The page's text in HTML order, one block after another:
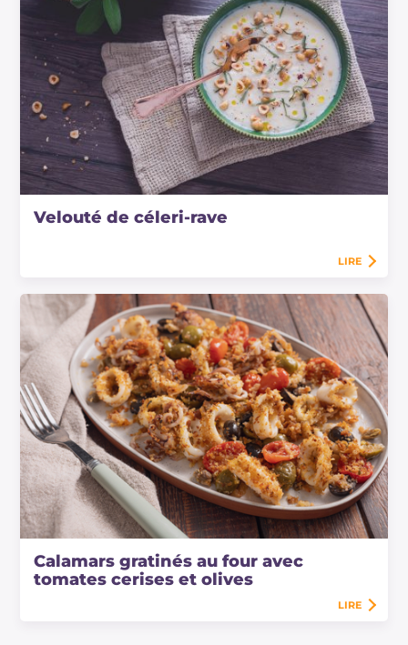
Velouté de céleri-rave
LIRE
Calamars gratinés au four avec
tomates cerises et olives
LIRE